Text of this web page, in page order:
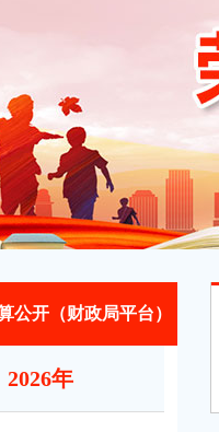
公开（财政局平台）
2026年